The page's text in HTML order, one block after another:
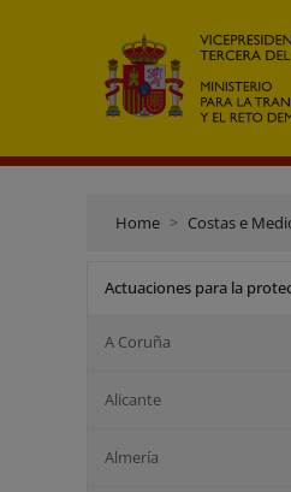
Home Costas e
Actuaciones para la
A Coruña
Alicante
Almería